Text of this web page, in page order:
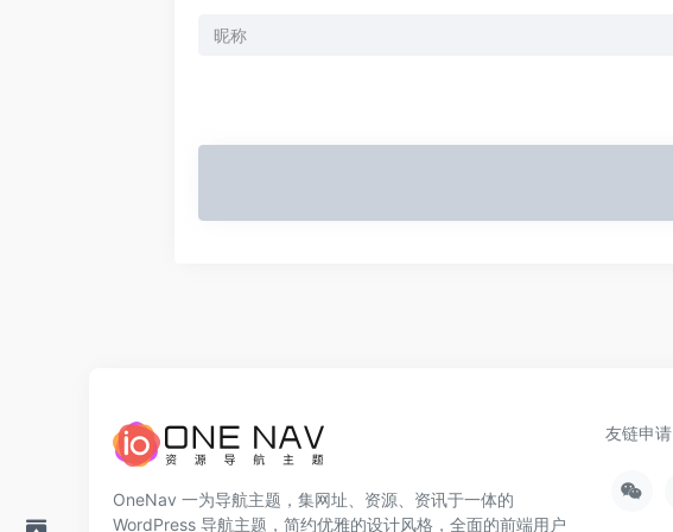
OneNav 一为导航主题，集网址、资源、资讯于一体的
WordPress 导航主题，简约优雅的设计风格，全面的前端用户
友链申请